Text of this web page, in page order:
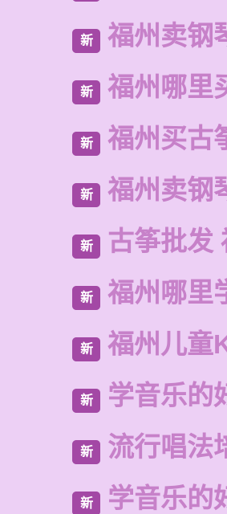
新 福州卖钢
新 福州哪里
新 福州买古
新 福州卖钢
新 古筝批发
新 福州哪里
新 福州儿童
新 学音乐的
新 流行唱法
新 学音乐的